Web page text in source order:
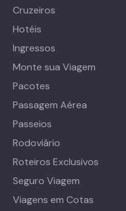
Cruzeiros
Hotéis
Ingressos
Monte sua Viagem
Pacotes
Passagem Aérea
Passeios
Rodoviário
Roteiros Exclusivos
Seguro Viagem
Viagens em Cotas